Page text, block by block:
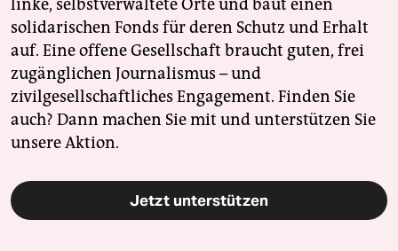
linke, selbstverwaltete Orte und baut einen
solidarischen Fonds für deren Schutz und Erhalt
auf. Eine offene Gesellschaft braucht guten, frei
zugänglichen Journalismus – und
zivilgesellschaftliches Engagement. Finden Sie
auch? Dann machen Sie mit und unterstützen Sie
unsere Aktion.
Jetzt unterstützen